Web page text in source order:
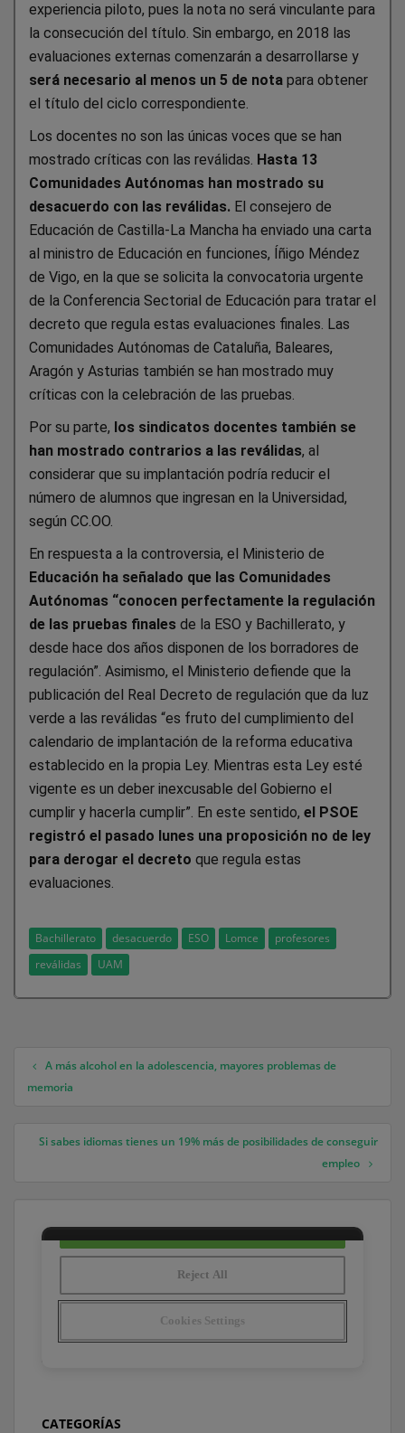
experiencia piloto, pues la nota no será vinculante para
la consecución del título. Sin embargo, en 2018 las
evaluaciones externas comenzarán a desarrollarse y
será necesario al menos un 5 de nota para obtener
el título del ciclo correspondiente.
Los docentes no son las únicas voces que se han
mostrado críticas con las reválidas. Hasta 13
Comunidades Autónomas han mostrado su
desacuerdo con las reválidas. El consejero de
Educación de Castilla-La Mancha ha enviado una carta
al ministro de Educación en funciones, Íñigo Méndez
de Vigo, en la que se solicita la convocatoria urgente
de la Conferencia Sectorial de Educación para tratar el
decreto que regula estas evaluaciones finales. Las
Comunidades Autónomas de Cataluña, Baleares,
Aragón y Asturias también se han mostrado muy
críticas con la celebración de las pruebas.
Por su parte, los sindicatos docentes también se
han mostrado contrarios a las reválidas, al
considerar que su implantación podría reducir el
número de alumnos que ingresan en la Universidad,
según CC.OO.
En respuesta a la controversia, el Ministerio de
Educación ha señalado que las Comunidades
Autónomas “conocen perfectamente la regulación
de las pruebas finales de la ESO y Bachillerato, y
desde hace dos años disponen de los borradores de
regulación”. Asimismo, el Ministerio defiende que la
publicación del Real Decreto de regulación que da luz
verde a las reválidas “es fruto del cumplimiento del
calendario de implantación de la reforma educativa
establecido en la propia Ley. Mientras esta Ley esté
vigente es un deber inexcusable del Gobierno el
cumplir y hacerla cumplir”. En este sentido, el PSOE
registró el pasado lunes una proposición no de ley
para derogar el decreto que regula estas
evaluaciones.
Bachillerato desacuerdo ESO Lomce
profesores
reválidas
UAM
Navegación de entradas
A más alcohol en la adolescencia, mayores problemas de
memoria
Si sabes idiomas tienes un 19% más de posibilidades de conseguir
empleo
CATEGORÍAS